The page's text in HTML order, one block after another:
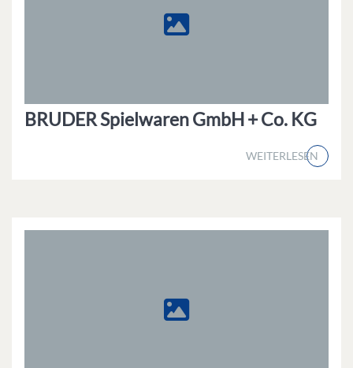
BRUDER Spielwaren GmbH + Co. KG
WEITERLESEN